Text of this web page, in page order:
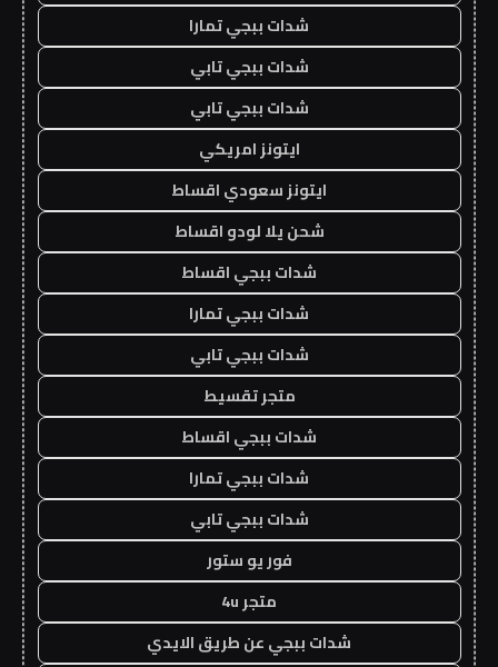
شدات ببجي تمارا
شدات ببجي تابي
شدات ببجي تابي
ايتونز امريكي
ايتونز سعودي اقساط
شحن يلا لودو اقساط
شدات ببجي اقساط
شدات ببجي تمارا
شدات ببجي تابي
متجر تقسيط
شدات ببجي اقساط
شدات ببجي تمارا
شدات ببجي تابي
فور يو ستور
متجر 4u
شدات ببجي عن طريق الايدي